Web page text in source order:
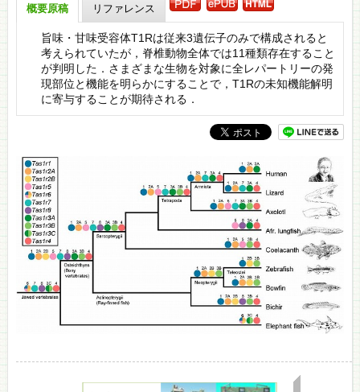
概要原稿 リファレンス
旨味・甘味受容体T1Rは従来3遺伝子のみで構成されると
考えられていたが，脊椎動物全体では11種類存在すること
が判明した．さまざまな生物を対象に全レパートリーの発
現部位と機能を明らかにすることで，T1Rの未知機能解明
に寄与することが期待される．